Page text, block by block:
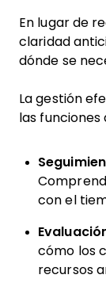
En lugar de
claridad
dónde se
La gestión
las funciones
con el
cómo los
recursos